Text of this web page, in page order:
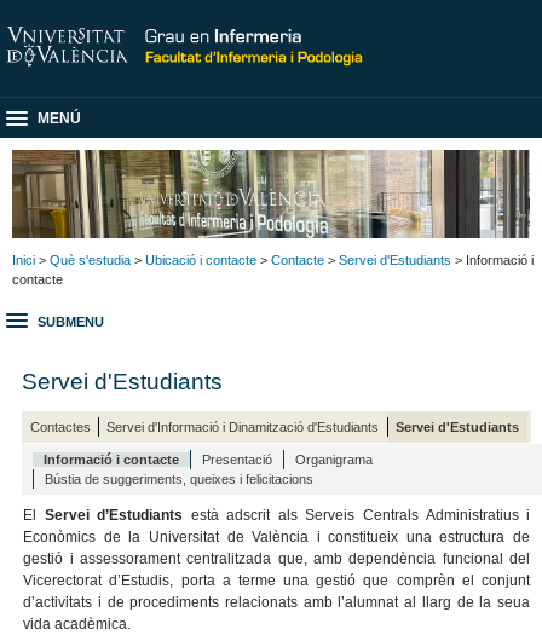
MENÚ
Inici > Què s'estudia > Ubicació i contacte > Contacte > Servei d'Estudiants > Informació i
contacte
SUBMENU
Servei d'Estudiants
Contactes Servei d'Informació i Dinamització d'Estudiants Servei d'Estudiants
Informació i contacte Presentació
Organigrama
Bústia de suggeriments, queixes i felicitacions
El Servei d’Estudiants està adscrit als Serveis Centrals Administratius i
Econòmics de la Universitat de València i constitueix una estructura de
gestió i assessorament centralitzada que, amb dependència funcional del
Vicerectorat d’Estudis, porta a terme una gestió que comprèn el conjunt
d’activitats i de procediments relacionats amb l’alumnat al llarg de la seua
vida acadèmica.